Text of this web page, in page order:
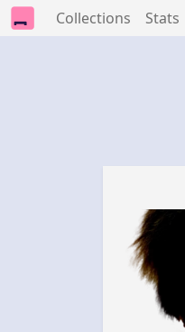
Collections Stats